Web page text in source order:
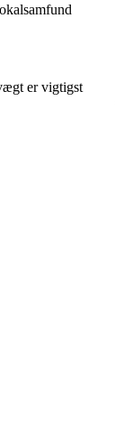
er vigtigst